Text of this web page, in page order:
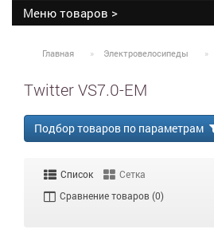
Меню товаров >
Главная Электровелосипеды
Twitter VS7.0-EM
Подбор товаров по параметрам
Список
Сетка
Сравнение товаров (0)